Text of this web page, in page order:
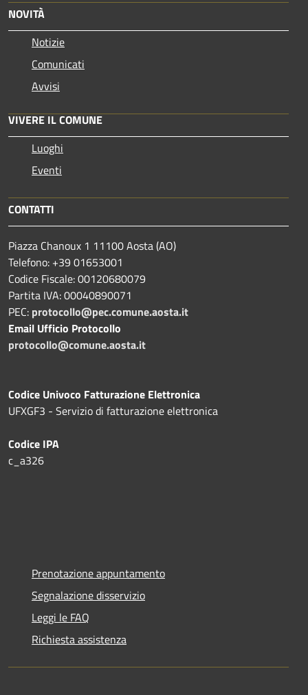
NOVITÀ
Notizie
Comunicati
Avvisi
VIVERE IL COMUNE
Luoghi
Eventi
CONTATTI
Piazza Chanoux 1 11100 Aosta (AO)
Telefono: +39 01653001
Codice Fiscale: 00120680079
Partita IVA: 00040890071
PEC: protocollo@pec.comune.aosta.it
Email Ufficio Protocollo
protocollo@comune.aosta.it
Codice Univoco Fatturazione Elettronica
UFXGF3 - Servizio di fatturazione elettronica
Codice IPA
c_a326
Prenotazione appuntamento
Segnalazione disservizio
Leggi le FAQ
Richiesta assistenza